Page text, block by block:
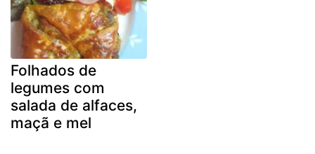
Folhados de
legumes com
salada de alfaces,
maçã e mel